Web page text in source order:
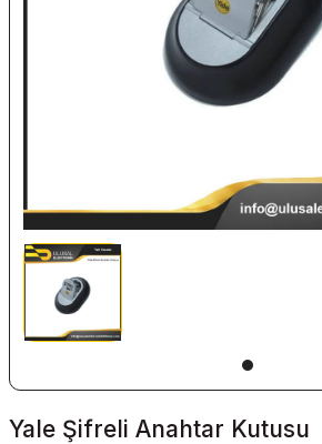
Yale Şifreli Anahtar Kutusu